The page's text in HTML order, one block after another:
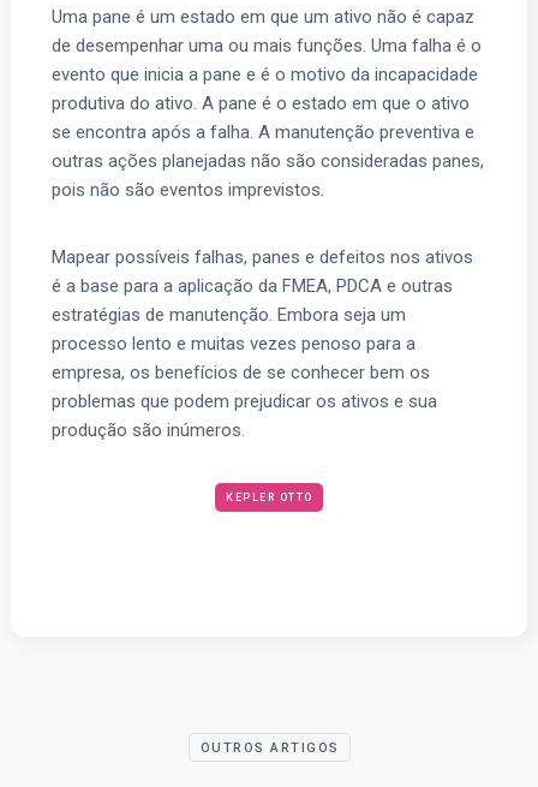
Uma pane é um estado em que um ativo não é capaz
de desempenhar uma ou mais funções. Uma falha é o
evento que inicia a pane e é o motivo da incapacidade
produtiva do ativo. A pane é o estado em que o ativo
se encontra após a falha. A manutenção preventiva e
outras ações planejadas não são consideradas panes,
pois não são eventos imprevistos.
Mapear possíveis falhas, panes e defeitos nos ativos
é a base para a aplicação da FMEA, PDCA e outras
estratégias de manutenção. Embora seja um
processo lento e muitas vezes penoso para a
empresa, os benefícios de se conhecer bem os
problemas que podem prejudicar os ativos e sua
produção são inúmeros.
KEPLER OTTO
OUTROS ARTIGOS